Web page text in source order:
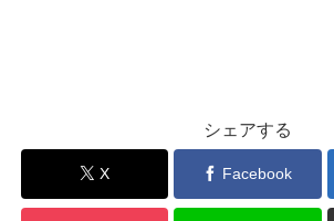
シェアする
X Facebook